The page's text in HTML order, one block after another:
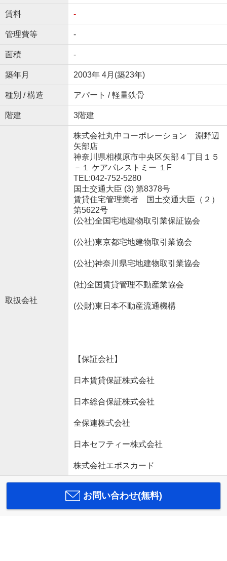
賃料 -
管理費等 -
面積 -
築年月 2003年 4月(築23年)
種別 / 構造 アパート / 軽量鉄骨
階建 3階建
取扱会社
株式会社丸中コーポレーション 淵野辺
矢部店
神奈川県相模原市中央区矢部４丁目１５
－１ ケアパレストミー １F
TEL:042-752-5280
国土交通大臣 (3) 第8378号
賃貸住宅管理業者 国土交通大臣（２）
第5622号
(公社)全国宅地建物取引業保証協会
(公社)東京都宅地建物取引業協会
(公社)神奈川県宅地建物取引業協会
(社)全国賃貸管理不動産業協会
(公財)東日本不動産流通機構
【保証会社】
日本賃貸保証株式会社
日本総合保証株式会社
全保連株式会社
日本セフティー株式会社
株式会社エポスカード
お問い合わせ(無料)